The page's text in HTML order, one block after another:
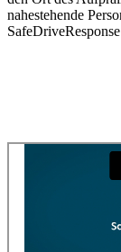
nahestehende